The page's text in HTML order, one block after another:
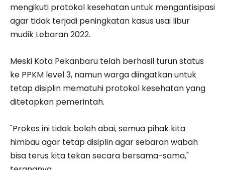
mengikuti protokol kesehatan untuk mengantisipasi
agar tidak terjadi peningkatan kasus usai libur
mudik Lebaran 2022.
Meski Kota Pekanbaru telah berhasil turun status
ke PPKM level 3, namun warga diingatkan untuk
tetap disiplin mematuhi protokol kesehatan yang
ditetapkan pemerintah.
"Prokes ini tidak boleh abai, semua pihak kita
himbau agar tetap disiplin agar sebaran wabah
bisa terus kita tekan secara bersama-sama,"